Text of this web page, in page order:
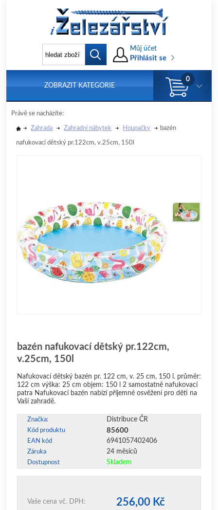
Můj účet
Přihlásit se
ZOBRAZIT KATEGORIE
0
Právě se nacházíte:
Zahrada Zahradní nábytek Houpačky bazén
nafukovací dětský pr.122cm, v.25cm, 150l
bazén nafukovací dětský pr.122cm,
v.25cm, 150l
Nafukovací dětský bazén pr. 122 cm, v. 25 cm, 150 l. průměr:
122 cm výška: 25 cm objem: 150 l 2 samostatně nafukovací
patra Nafukovací bazén nabízí příjemné osvěžení pro děti na
Vaší zahradě.
Značka: Distribuce ČR
Kód produktu 85600
EAN kód 6941057402406
Záruka 24 měsíců
Dostupnost Skladem
Vaše cena vč. DPH: 256,00 Kč